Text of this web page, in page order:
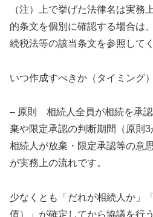
（注）上で挙げた法律名は実務
的条文を個別に確認する場合は
続税法等の該当条文を参照して
いつ作成すべきか（タイミング）
– 原則 相続人全員が相続を承
棄や限定承認の判断期間（原則
相続人が放棄・限定承認等の意
が実務上の流れです。
少なくとも「だれが相続人か」
債）」が確定してから協議を行